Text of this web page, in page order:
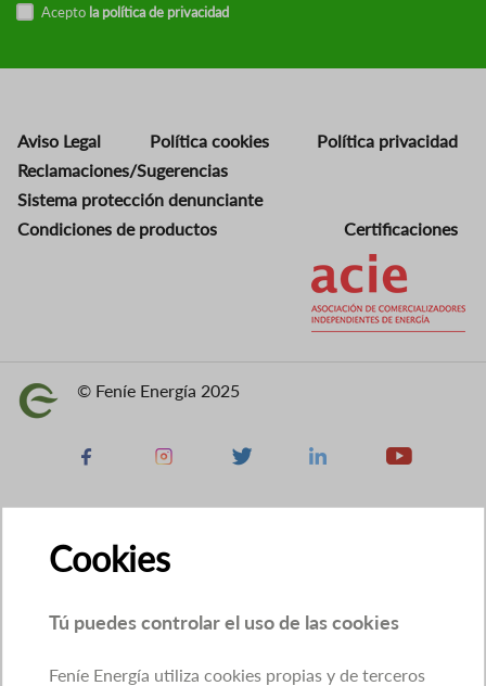
Acepto la política de privacidad
Aviso Legal Política cookies
Política privacidad
Reclamaciones/Sugerencias
Sistema protección denunciante
Condiciones de productos
Certificaciones
Imagen © Feníe Energía 2025
Facebook Instagram X Linkedin Youtube
Cookies
Tú puedes controlar el uso de las cookies
Feníe Energía utiliza cookies propias y de terceros